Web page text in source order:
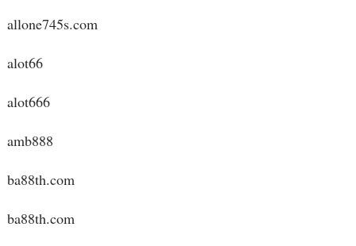
allone745s.com
alot66
alot666
amb888
ba88th.com
ba88th.com